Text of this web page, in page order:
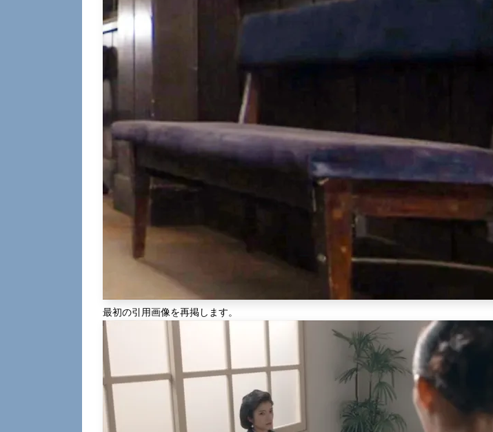
最初の引用画像を再掲します。